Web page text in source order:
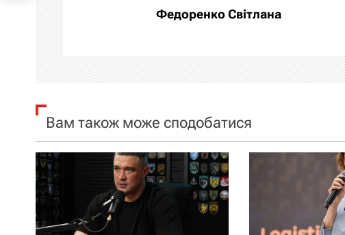
а
ц
і
я
а
п
и
Федоренко Світлана
Вам також може сподобатися